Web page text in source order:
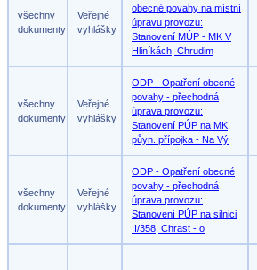
všechny
dokumenty
Veřejné
vyhlášky
obecné povahy na místní
úpravu provozu:
Stanovení MÚP - MK V
Hliníkách, Chrudim
všechny
dokumenty
Veřejné
vyhlášky
ODP - Opatření obecné
povahy - přechodná
úprava provozu:
Stanovení PÚP na MK,
půyn. přípojka - Na Vý
všechny
dokumenty
Veřejné
vyhlášky
ODP - Opatření obecné
povahy - přechodná
úprava provozu:
Stanovení PÚP na silnici
II/358, Chrast - o